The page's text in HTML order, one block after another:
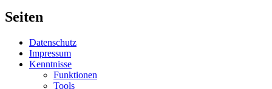
Seiten
Datenschutz
Impressum
Kenntnisse
Funktionen
Tools